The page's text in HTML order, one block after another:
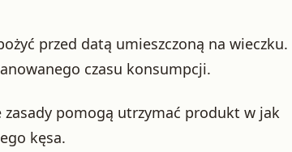
przed datą umieszczoną na wieczku.
czasu konsumpcji.
pomogą utrzymać produkt w jak
kęsa.